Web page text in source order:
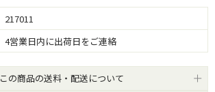
217011
4営業日内に出荷日をご連絡
この商品の送料・配送について